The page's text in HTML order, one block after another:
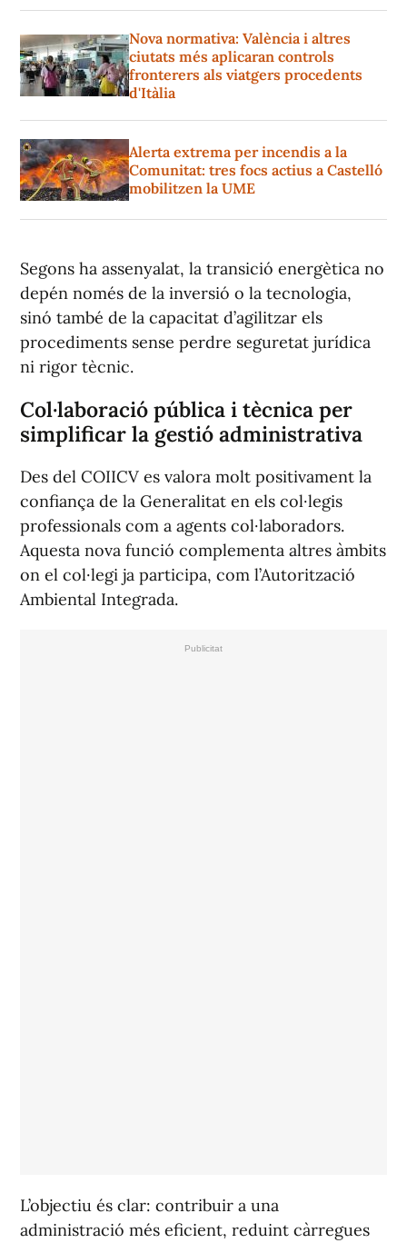
Nova normativa: València i altres
ciutats més aplicaran controls
fronterers als viatgers procedents
d'Itàlia
Alerta extrema per incendis a la
Comunitat: tres focs actius a Castelló
mobilitzen la UME
Segons ha assenyalat, la transició energètica no
depén només de la inversió o la tecnologia,
sinó també de la capacitat d’agilitzar els
procediments sense perdre seguretat jurídica
ni rigor tècnic.
Col·laboració pública i tècnica per
simplificar la gestió administrativa
Des del COIICV es valora molt positivament la
confiança de la Generalitat en els col·legis
professionals com a agents col·laboradors.
Aquesta nova funció complementa altres àmbits
on el col·legi ja participa, com l’Autorització
Ambiental Integrada.
L’objectiu és clar: contribuir a una
administració més eficient, reduint càrregues